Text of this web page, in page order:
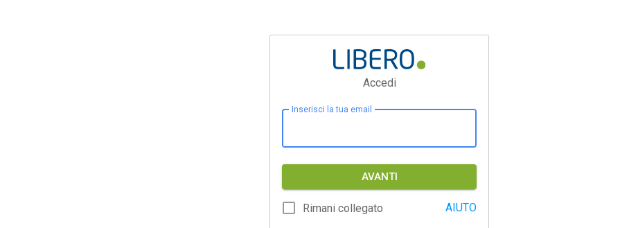
Accedi
Inserisci la tua email
AVANTI
Rimani collegato AIUTO